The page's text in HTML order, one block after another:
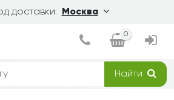
доставки: Москва
0
Найти